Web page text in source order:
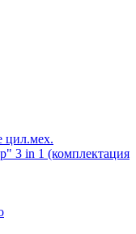
цил.мех.
3 in 1 (комплектация